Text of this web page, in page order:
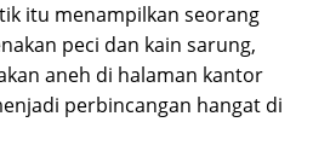
itu menampilkan seorang
peci dan kain sarung,
aneh di halaman kantor
perbincangan hangat di